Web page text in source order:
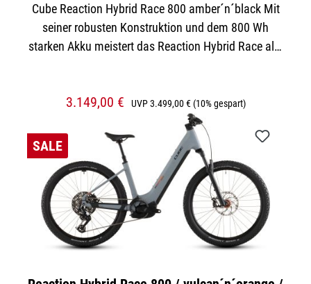
Cube Reaction Hybrid Race 800 amber´n´black Mit
seiner robusten Konstruktion und dem 800 Wh
starken Akku meistert das Reaction Hybrid Race alle
weitere 250 Wh für noch mehr Reichweite
mitfahren. Sein Bosch CX Motor mit Smart System
ist für tatkräftige Unterstützung im Vorwärts
zuständig, dabei hat die 12-fach Sram Transmission
90 für jede Situation unterwegs den richtigen Gang
parat. Für höchsten Fahrkomfort und 1a-Kontrolle
haben wir 2.6 Zoll breite, griffige Schwalbe Pneus
und eine Rockshox Recon Silver Luftfedergabel
verbaut. Apropos Kontrolle: Die hydraulischen 4-
3.149,00 € UVP3.499,00 € (10% gespart)
SALE